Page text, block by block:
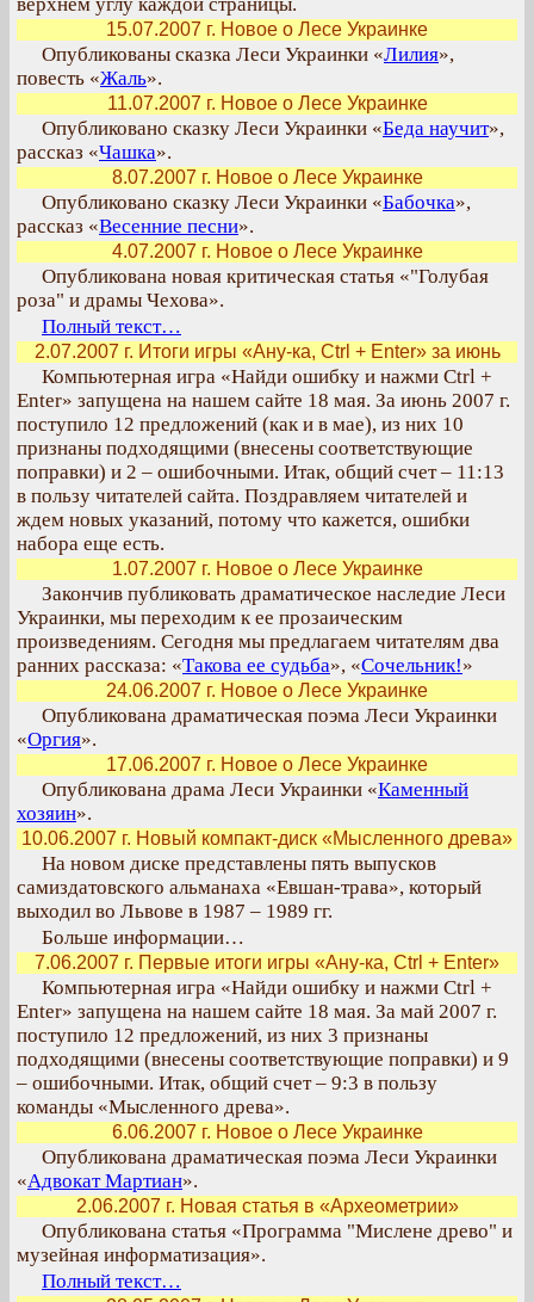
15.07.2007 г. Новое о Лесе Украинке
Опубликованы сказка Леси Украинки «Лилия»,
повесть «Жаль».
11.07.2007 г. Новое о Лесе Украинке
Опубликовано сказку Леси Украинки «Беда научит»,
рассказ «Чашка».
8.07.2007 г. Новое о Лесе Украинке
Опубликовано сказку Леси Украинки «Бабочка»,
рассказ «Весенние песни».
4.07.2007 г. Новое о Лесе Украинке
Опубликована новая критическая статья «"Голубая
роза" и драмы Чехова».
Полный текст…
2.07.2007 г. Итоги игры «Ану-ка, Ctrl + Enter» за июнь
Компьютерная игра «Найди ошибку и нажми Ctrl +
Enter» запущена на нашем сайте 18 мая. За июнь 2007 г.
поступило 12 предложений (как и в мае), из них 10
признаны подходящими (внесены соответствующие
поправки) и 2 – ошибочными. Итак, общий счет – 11:13
в пользу читателей сайта. Поздравляем читателей и
ждем новых указаний, потому что кажется, ошибки
набора еще есть.
1.07.2007 г. Новое о Лесе Украинке
Закончив публиковать драматическое наследие Леси
Украинки, мы переходим к ее прозаическим
произведениям. Сегодня мы предлагаем читателям два
ранних рассказа: «Такова ее судьба», «Сочельник!»
24.06.2007 г. Новое о Лесе Украинке
Опубликована драматическая поэма Леси Украинки
«Оргия».
17.06.2007 г. Новое о Лесе Украинке
Опубликована драма Леси Украинки «Каменный
хозяин».
10.06.2007 г. Новый компакт-диск «Мысленного древа»
На новом диске представлены пять выпусков
самиздатовского альманаха «Евшан-трава», который
выходил во Львове в 1987 – 1989 гг.
Больше информации…
7.06.2007 г. Первые итоги игры «Ану-ка, Ctrl + Enter»
Компьютерная игра «Найди ошибку и нажми Ctrl +
Enter» запущена на нашем сайте 18 мая. За май 2007 г.
поступило 12 предложений, из них 3 признаны
подходящими (внесены соответствующие поправки) и 9
– ошибочными. Итак, общий счет – 9:3 в пользу
команды «Мысленного древа».
6.06.2007 г. Новое о Лесе Украинке
Опубликована драматическая поэма Леси Украинки
«Адвокат Мартиан».
2.06.2007 г. Новая статья в «Археометрии»
Опубликована статья «Программа "Мислене древо" и
музейная информатизация».
Полный текст…